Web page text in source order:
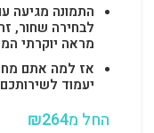
התמונה מגיעה
לבחירה שחור,
מראה יוקרתי המדמה
יעמוד
החל מ ₪264